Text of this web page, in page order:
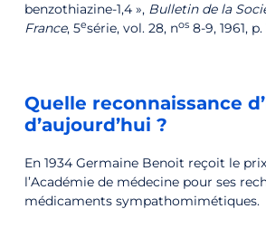
benzothiazine-1,4 », Bulletin de la
France, 5esérie, vol. 28, nos 8-9,‎ 1961,
Quelle reconnaissance
d’aujourd’hui ?
En 1934 Germaine Benoit reçoit le
l’Académie de médecine pour ses
médicaments sympathomimétiques.